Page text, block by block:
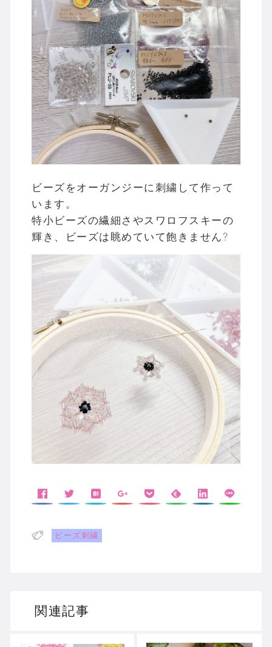
ビーズをオーガンジーに刺繍して作って
います。
特小ビーズの繊細さやスワロフスキーの
輝き、ビーズは眺めていて飽きません?
ビーズ刺繍
関連記事